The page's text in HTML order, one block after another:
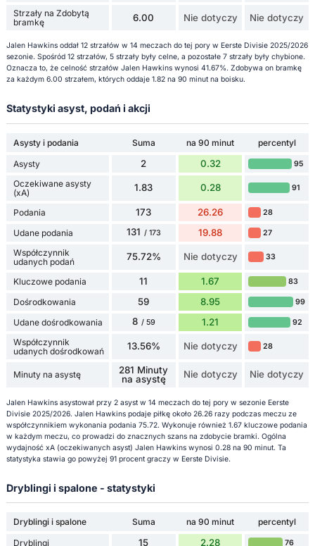
Strzały na Zdobytą
bramkę
6.00 Nie dotyczy Nie dotyczy
Jalen Hawkins oddał 12 strzałów w 14 meczach do tej pory w Eerste Divisie 2025/2026
sezonie. Spośród 12 strzałów, 5 strzały były celne, a pozostałe 7 strzały były chybione.
Oznacza to, że celność strzałów Jalen Hawkins wynosi 41.67%. Zdobywa on bramkę
za każdym 6.00 strzałem, których oddaje 1.82 na 90 minut na boisku.
Statystyki asyst, podań i akcji
Asysty i podania Suma na 90 minut
percentyl
Asysty
2 0.32 95
Oczekiwane asysty
(xA)
1.83 0.28 91
Podania 173 26.26 28
Udane podania 131 / 173 19.88 27
Współczynnik
udanych podań
75.72% Nie dotyczy 33
Kluczowe podania 11 1.67 83
Dośrodkowania 59 8.95 99
Udane dośrodkowania 8 / 59 1.21 92
Współczynnik
udanych dośrodkowań
13.56% Nie dotyczy 28
Minuty na asystę
281 Minuty
na asystę
Nie dotyczy Nie dotyczy
Jalen Hawkins asystował przy 2 asyst w 14 meczach do tej pory w sezonie Eerste
Divisie 2025/2026. Jalen Hawkins podaje piłkę około 26.26 razy podczas meczu ze
współczynnikiem wykonania podania 75.72. Wykonuje również 1.67 kluczowe podania
w każdym meczu, co prowadzi do znacznych szans na zdobycie bramki. Ogólna
wydajność xA (oczekiwanych asyst) Jalen Hawkins wynosi 0.28 na 90 minut. Ta
statystyka stawia go powyżej 91 procent graczy w Eerste Divisie.
Dryblingi i spalone - statystyki
Dryblingi i spalone Suma na 90 minut
percentyl
Dryblingi
15 2.28 76